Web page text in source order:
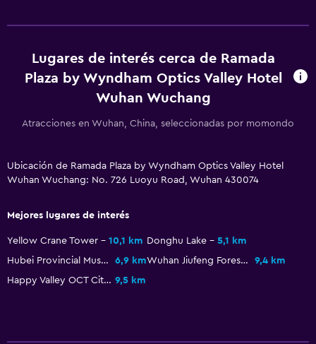
Lugares de interés cerca de Ramada
Plaza by Wyndham Optics Valley Hotel
Wuhan Wuchang
Atracciones en Wuhan, China, seleccionadas por momondo
Ubicación de Ramada Plaza by Wyndham Optics Valley Hotel
Wuhan Wuchang: No. 726 Luoyu Road, Wuhan 430074
Mejores lugares de interés
Yellow Crane Tower 10,1 km Donghu Lake
5,1 km
Hubei Provincial Museum
6,9 km Wuhan Jiufeng Forest Zoo
9,4 km
Happy Valley OCT City 9,5 km